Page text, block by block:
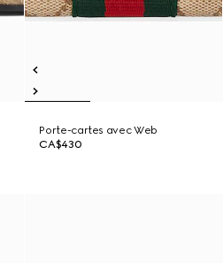
Porte-cartes avec Web
CA$430